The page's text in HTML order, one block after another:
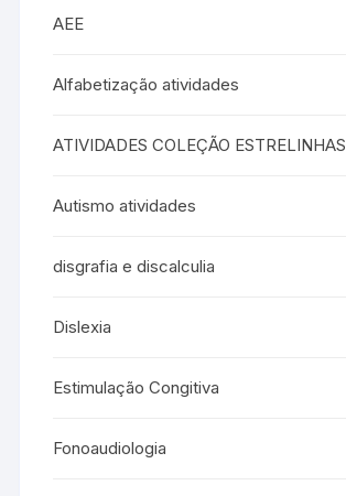
AEE
Alfabetização atividades
ATIVIDADES COLEÇÃO ESTRELINHAS
Autismo atividades
disgrafia e discalculia
Dislexia
Estimulação Congitiva
Fonoaudiologia